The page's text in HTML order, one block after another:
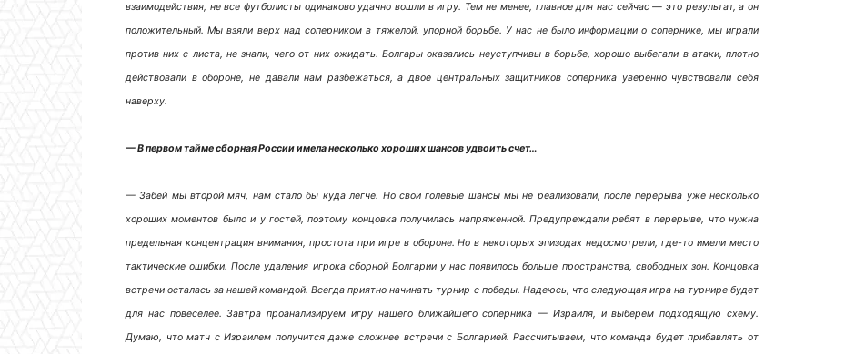
взаимодействия, не все футболисты одинаково удачно вошли в игру. Тем не менее, главное для нас сейчас — это результат, а он
положительный. Мы взяли верх над соперником в тяжелой, упорной борьбе. У нас не было информации о сопернике, мы играли
против них с листа, не знали, чего от них ожидать. Болгары оказались неуступчивы в борьбе, хорошо выбегали в атаки, плотно
действовали в обороне, не давали нам разбежаться, а двое центральных защитников соперника уверенно чувствовали себя
наверху.
— В первом тайме сборная России имела несколько хороших шансов удвоить счет…
— Забей мы второй мяч, нам стало бы куда легче. Но свои голевые шансы мы не реализовали, после перерыва уже несколько
хороших моментов было и у гостей, поэтому концовка получилась напряженной. Предупреждали ребят в перерыве, что нужна
предельная концентрация внимания, простота при игре в обороне. Но в некоторых эпизодах недосмотрели, где-то имели место
тактические ошибки. После удаления игрока сборной Болгарии у нас появилось больше пространства, свободных зон. Концовка
встречи осталась за нашей командой. Всегда приятно начинать турнир с победы. Надеюсь, что следующая игра на турнире будет
для нас повеселее. Завтра проанализируем игру нашего ближайшего соперника — Израиля, и выберем подходящую схему.
Думаю, что матч с Израилем получится даже сложнее встречи с Болгарией. Рассчитываем, что команда будет прибавлять от